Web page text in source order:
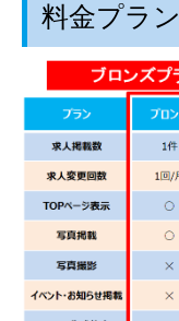
料金プラン